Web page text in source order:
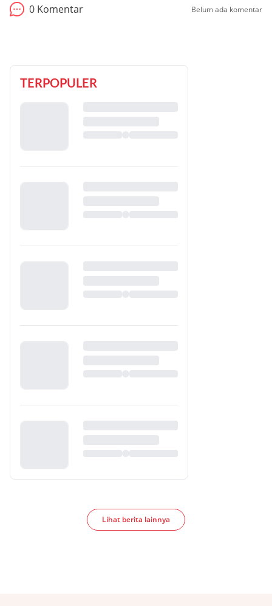
0 Komentar Belum ada komentar
TERPOPULER
Lihat berita lainnya